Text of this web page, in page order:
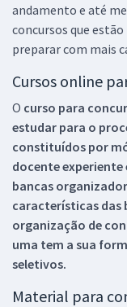
andamento e até
concursos que
preparar com mais
Cursos online
O curso para
estudar para o
constituídos por
docente experiente
bancas
características das
organização de
uma tem a sua
seletivos.
Material para